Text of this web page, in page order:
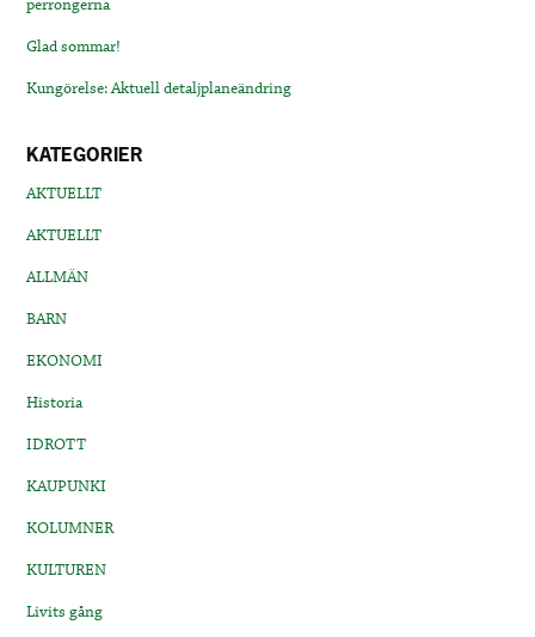
perrongerna
Glad sommar!
Kungörelse: Aktuell detaljplaneändring
KATEGORIER
AKTUELLT
AKTUELLT
ALLMÄN
BARN
EKONOMI
Historia
IDROTT
KAUPUNKI
KOLUMNER
KULTUREN
Livits gång